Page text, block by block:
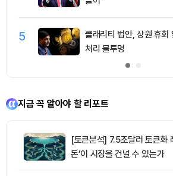
5
클래리티 법안, 상원 휴회
처리 불투명
지금 꼭 알아야 할 리포트
[토큰분석] 7.5조달러 토큰화
돈’이 시장을 건널 수 있는가